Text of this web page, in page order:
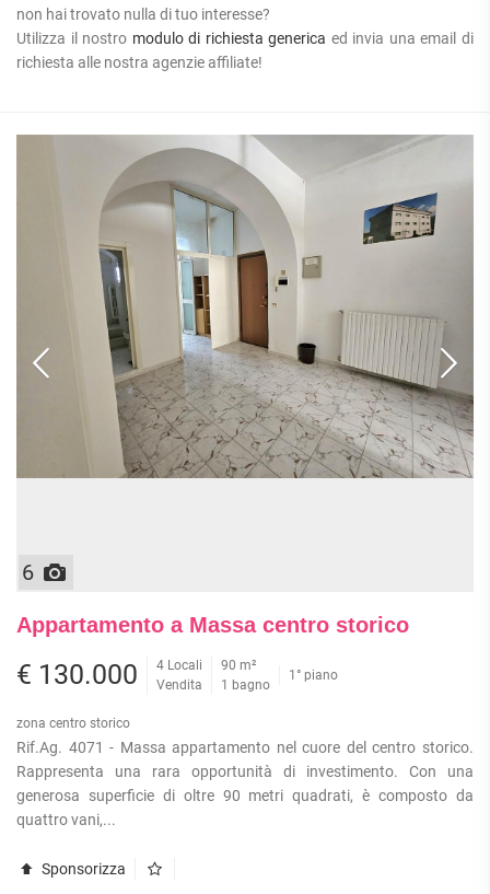
non hai trovato nulla di tuo interesse?
Utilizza il nostro modulo di richiesta generica ed invia una email di
richiesta alle nostra agenzie affiliate!
6
Appartamento a Massa centro storico
€ 130.000
4 Locali
Vendita
90 m²
1 bagno
1° piano
zona centro storico
Rif.Ag. 4071 - Massa appartamento nel cuore del centro storico.
Rappresenta una rara opportunità di investimento. Con una
generosa superficie di oltre 90 metri quadrati, è composto da
quattro vani,...
Sponsorizza